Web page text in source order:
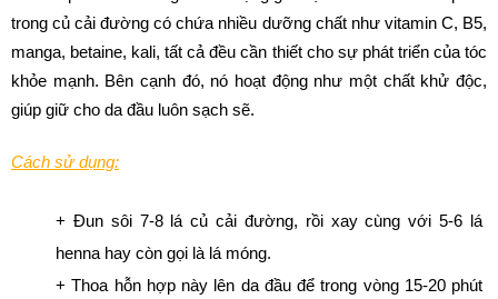
trong củ cải đường có chứa nhiều dưỡng chất như vitamin C, B5,
manga, betaine, kali, tất cả đều cần thiết cho sự phát triển của tóc
khỏe mạnh. Bên cạnh đó, nó hoạt động như một chất khử độc,
giúp giữ cho da đầu luôn sạch sẽ.
Cách sử dụng:
+ Đun sôi 7-8 lá củ cải đường, rồi xay cùng với 5-6 lá
henna hay còn gọi là lá móng.
+ Thoa hỗn hợp này lên da đầu để trong vòng 15-20 phút